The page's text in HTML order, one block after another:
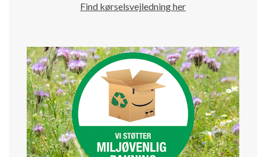
Find kørselsvejledning her